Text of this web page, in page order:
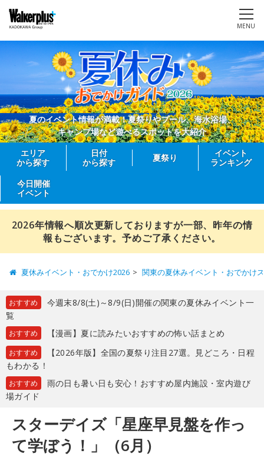
MENU
夏のイベント情報が満載！夏祭りやプール、海水浴場、
キャンプ場など遊べるスポットを大紹介
エリア
から探す
日付
から探す
夏祭り
イベント
ランキング
今日開催
イベント
2026年情報へ順次更新しておりますが一部、昨年の情
報もございます。予めご了承ください。
夏休みイベント・おでかけ2026 関東の夏休みイベント・おでかけ
おすすめ
今週末8/8(土)～8/9(日)開催の関東の夏休みイベント一
覧
おすすめ 【漫画】夏に読みたいおすすめの怖い話まとめ
おすすめ
【2026年版】全国の夏祭り注目27選。見どころ・日程
もわかる！
おすすめ
雨の日も暑い日も安心！おすすめ屋内施設・室内遊び
場ガイド
スターデイズ「星座早見盤を作っ
て学ぼう！」（6月）